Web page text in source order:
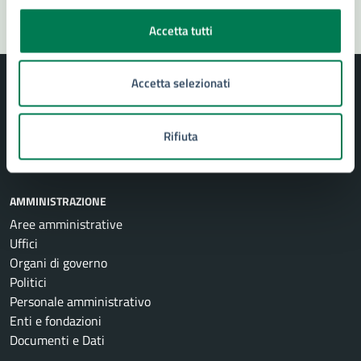
Accetta tutti
Accetta selezionati
Rifiuta
AMMINISTRAZIONE
Aree amministrative
Uffici
Organi di governo
Politici
Personale amministrativo
Enti e fondazioni
Documenti e Dati